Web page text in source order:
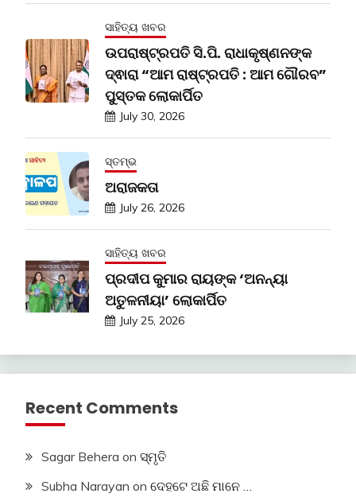
ସାହିତ୍ୟ ଖବର
ଉପରାଷ୍ଟ୍ରପତି ସି.ପି. ରାଧାକୃଷ୍ଣନଙ୍କ
ଦ୍ଵାରା “ଆମ ରାଷ୍ଟ୍ରପତି : ଆମ ଗୌରବ”
ପୁସ୍ତକ ଲୋକାର୍ପିତ
July 30, 2026
ସ୍ତମ୍ଭ
ଅରାଜକତା
July 26, 2026
ସାହିତ୍ୟ ଖବର
ପ୍ରଦୀପ କୁମାର ରାୟଙ୍କ ‘ଅନନ୍ୟା
ଅତୁଳନୀୟା’ ଲୋକାର୍ପିତ
July 25, 2026
Recent Comments
Sagar Behera on ସ୍ମୃତି
Subha Narayan on ଦେହଟେ ଅଛି ମାନେ …